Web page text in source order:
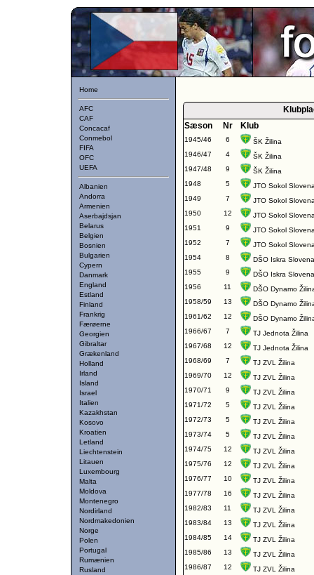
Home
AFC
CAF
Concacaf
Conmebol
FIFA
OFC
UEFA
Albanien
Andorra
Armenien
Aserbajdsjan
Belarus
Belgien
Bosnien
Bulgarien
Cypern
Danmark
England
Estland
Finland
Frankrig
Færøerne
Georgien
Gibraltar
Grækenland
Holland
Irland
Island
Israel
Italien
Kazakhstan
Kosovo
Kroatien
Letland
Liechtenstein
Litauen
Luxembourg
Malta
Moldova
Montenegro
Nordirland
Nordmakedonien
Norge
Polen
Portugal
Rumænien
Rusland
Sæson
Nr Klub
1945/46 6
ŠK Žilina
1946/47
4
ŠK Žilina
1947/48
9
ŠK Žilina
1948
5
JTO Sokol
1949
7
JTO Sokol
1950
12
JTO Sokol
1951
9
JTO Sokol
1952
7
JTO Sokol
1954
8
DŠO Iskra
1955
9
DŠO Iskra
1956
11
DŠO Dynamo
1958/59
13
DŠO Dynamo
1961/62
12
DŠO Dynamo
1966/67
7
TJ Jednota Žilina
1967/68
12
TJ Jednota Žilina
1968/69
7
TJ ZVL Žilina
1969/70
12
TJ ZVL Žilina
1970/71
9
TJ ZVL Žilina
1971/72
5
TJ ZVL Žilina
1972/73
5
TJ ZVL Žilina
1973/74
5
TJ ZVL Žilina
1974/75
12
TJ ZVL Žilina
1975/76
12
TJ ZVL Žilina
1976/77
10
TJ ZVL Žilina
1977/78
16
TJ ZVL Žilina
1982/83
11
TJ ZVL Žilina
1983/84
13
TJ ZVL Žilina
1984/85
14
TJ ZVL Žilina
1985/86
13
TJ ZVL Žilina
1986/87
12
TJ ZVL Žilina